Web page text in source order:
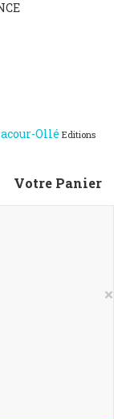
Ollé Editions
Votre Panier
×